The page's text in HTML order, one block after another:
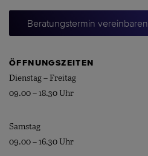
Beratungstermin vereinbaren
ÖFFNUNGSZEITEN
Dienstag – Freitag
09.00 – 18.30 Uhr
Samstag
09.00 – 16.30 Uhr